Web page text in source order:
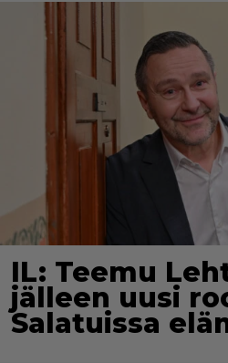
IL: Teemu
jälleen uusi
Salatuissa